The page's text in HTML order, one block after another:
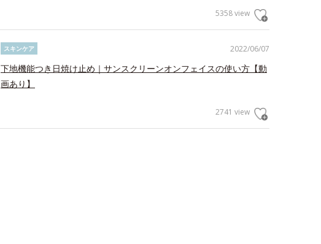
5358 view
2022/06/07
スキンケア
下地機能つき日焼け止め｜サンスクリーンオンフェイスの使い方【動
画あり】
2741 view